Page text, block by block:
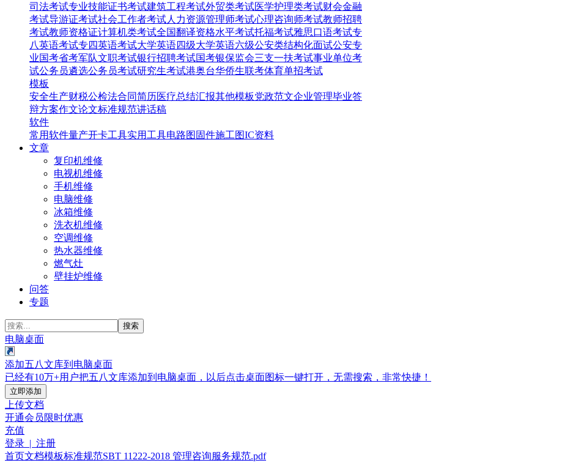
司法考试专业技能证书考试建筑工程考试外贸类考试医学护理类考试财会金融
考试导游证考试社会工作者考试人力资源管理师考试心理咨询师考试教师招聘
考试教师资格证计算机类考试全国翻译资格水平考试托福考试雅思口语考试专
八英语考试专四英语考试大学英语四级大学英语六级公安类结构化面试公安专
业国考省考军队文职考试银行招聘考试国考银保监会三支一扶考试事业单位考
试公务员遴选公务员考试研究生考试港奥台华侨生联考体育单招考试
模板
安全生产财税公检法合同简历医疗总结汇报其他模板党政范文企业管理毕业答
辩方案作文论文标准规范讲话稿
软件
常用软件量产开卡工具实用工具电路图 固件施工图IC资料
文章
复印机维修
电视机维修
手机维修
电脑维修
冰箱维修
洗衣机维修
空调维修
热水器维修
燃气灶
壁挂炉维修
问答
专题
搜索
电脑桌面
添加五八文库到电脑桌面
已经有10万+用户把五八文库添加到电脑桌面，以后点击桌面图标一键打开，无需搜索，非常快捷！
立即添加
上传文档
开通会员限时优惠
充值
登录 | 注册
首页文档模板标准规范SBT 11222-2018 管理咨询服务规范.pdf